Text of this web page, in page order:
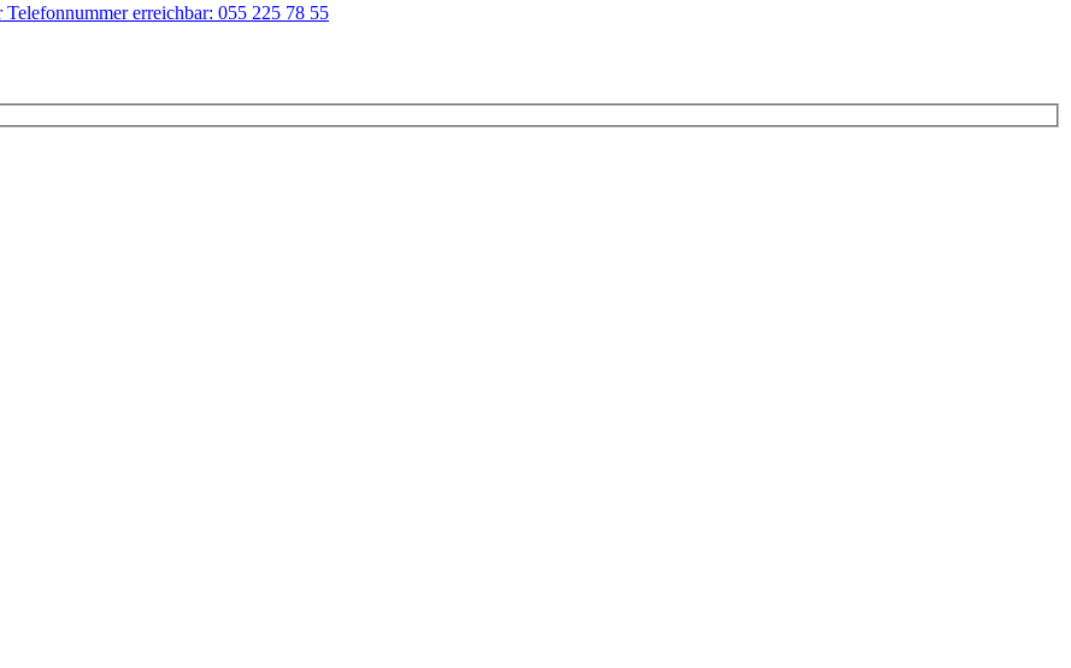
erreichbar: 055 225 78 55